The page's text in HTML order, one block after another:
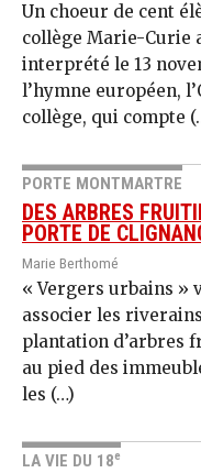
Un choeur de cent
collège Marie-Curie
interprété le 13
l’hymne européen,
collège, qui compte
PORTE MONTMARTRE
DES ARBRES
PORTE DE
Marie Berthomé
« Vergers urbains »
associer les
plantation d’arbres
au pied des
les (…)
LA VIE DU 18e